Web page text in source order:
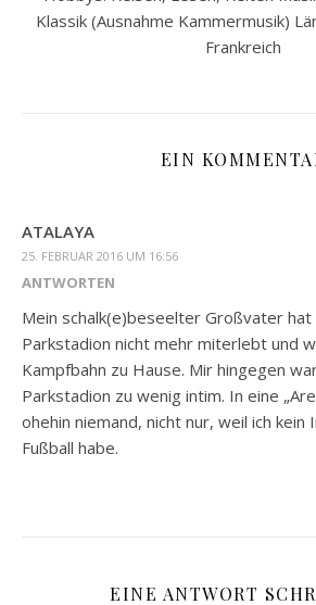
Klassik (Ausnahme Kammermusik)
Frankreich
EIN
ATALAYA
25. FEBRUAR 2016 UM 16:56
ANTWORTEN
Mein schalk(e)beseelter Großvater hat
Parkstadion nicht mehr miterlebt und
Kampfbahn zu Hause. Mir hingegen
Parkstadion zu wenig intim. In eine
ohehin niemand, nicht nur, weil ich
Fußball habe.
EINE ANTWORT